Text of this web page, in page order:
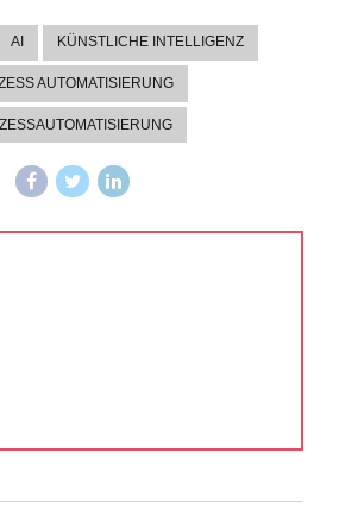
AI KÜNSTLICHE INTELLIGENZ
AUTOMATISIERUNG